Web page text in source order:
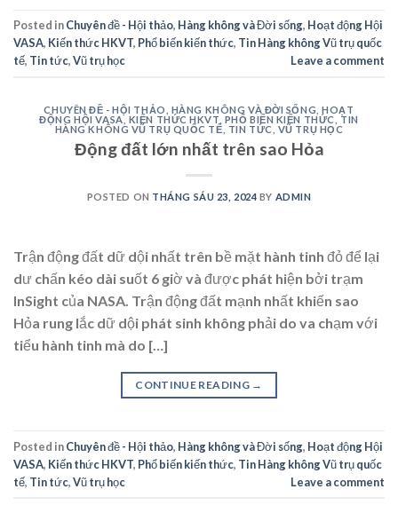
Posted inChuyên đề - Hội thảo, Hàng không và Đời sống, Hoạt động Hội
VASA, Kiến thức HKVT, Phổ biến kiến thức, Tin Hàng không Vũ trụ quốc
tế, Tin tức,Vũ trụ học Leave a comment
CHUYÊN ĐỀ - HỘI THẢO HÀNG KHÔNG VÀ ĐỜI SỐNG ,HOẠT
ĐỘNG HỘI VASA, KIẾN THỨC HKVT PHỔ BIẾN KIẾN THỨC
TIN
HÀNG KHÔNG VŨ TRỤ QUỐC TẾ
TIN TỨC VŨ TRỤ HỌC
Động đất lớn nhất trên sao Hỏa
POSTED ON THÁNG SÁU 23, 2024 BY ADMIN
Trận động đất dữ dội nhất trên bề mặt hành tinh đỏ để lại
dư chấn kéo dài suốt 6 giờ và được phát hiện bởi trạm
InSight của NASA. Trận động đất mạnh nhất khiến sao
Hỏa rung lắc dữ dội phát sinh không phải do va chạm với
tiểu hành tinh mà do […]
CONTINUE READING →
Posted inChuyên đề - Hội thảo, Hàng không và Đời sống, Hoạt động Hội
VASA, Kiến thức HKVT, Phổ biến kiến thức, Tin Hàng không Vũ trụ quốc
tế, Tin tức,Vũ trụ học Leave a comment